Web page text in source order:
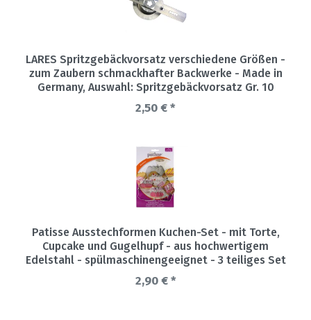
LARES Spritzgebäckvorsatz verschiedene Größen -
zum Zaubern schmackhafter Backwerke - Made in
Germany, Auswahl: Spritzgebäckvorsatz Gr. 10
2,50 € *
Patisse Ausstechformen Kuchen-Set - mit Torte,
Cupcake und Gugelhupf - aus hochwertigem
Edelstahl - spülmaschinengeeignet - 3 teiliges Set
2,90 € *